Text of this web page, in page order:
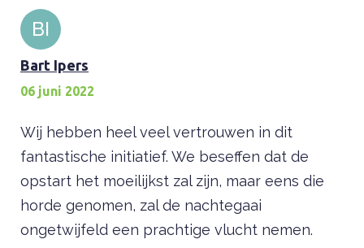
BI
Bart Ipers
06 juni 2022
Wij hebben heel veel vertrouwen in dit
fantastische initiatief. We beseffen dat de
opstart het moeilijkst zal zijn, maar eens die
horde genomen, zal de nachtegaai
ongetwijfeld een prachtige vlucht nemen.